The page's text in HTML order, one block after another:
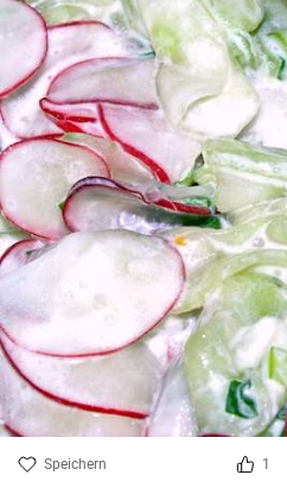
Speichern 1